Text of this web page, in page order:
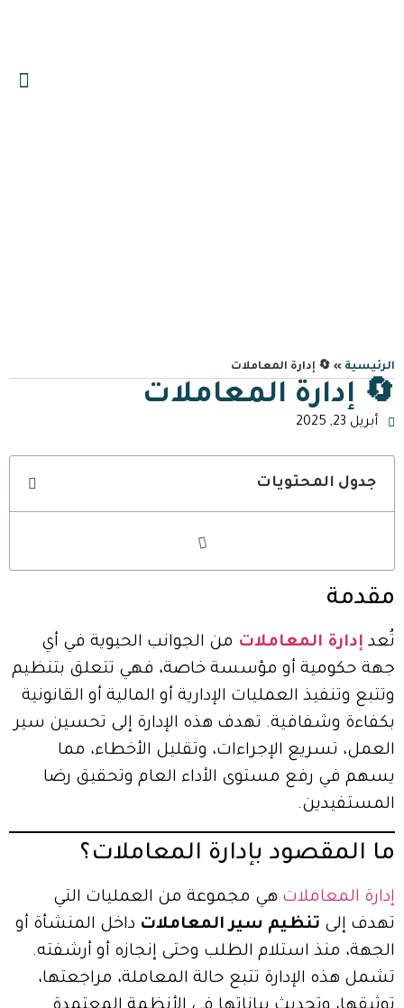
الرئيسية » 🔄 إدارة المعاملات
🔄 إدارة المعاملات
أبريل 23, 2025
جدول المحتويات
مقدمة
تُعد إدارة المعاملات من الجوانب الحيوية في أي
جهة حكومية أو مؤسسة خاصة، فهي تتعلق بتنظيم
وتتبع وتنفيذ العمليات الإدارية أو المالية أو القانونية
بكفاءة وشفافية. تهدف هذه الإدارة إلى تحسين سير
العمل، تسريع الإجراءات، وتقليل الأخطاء، مما
يسهم في رفع مستوى الأداء العام وتحقيق رضا
المستفيدين.
ما المقصود بإدارة المعاملات؟
إدارة المعاملات هي مجموعة من العمليات التي
تهدف إلى تنظيم سير المعاملات داخل المنشأة أو
الجهة، منذ استلام الطلب وحتى إنجازه أو أرشفته.
تشمل هذه الإدارة تتبع حالة المعاملة، مراجعتها،